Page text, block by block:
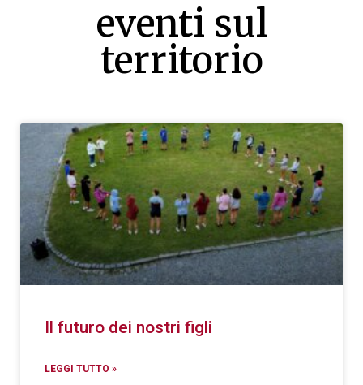
eventi sul
territorio
Il futuro dei nostri figli
LEGGI TUTTO »